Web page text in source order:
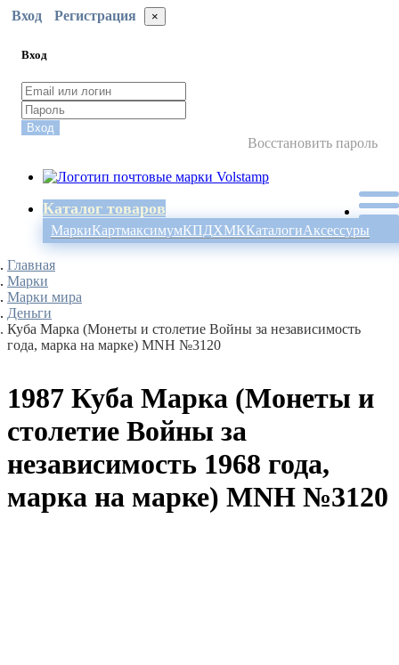
Вход Регистрация ×
Вход
Вход
Восстановить пароль
Каталог товаров
МаркиКартмаксимумКПДХМККаталогиАксессуры
Главная
Марки
Марки мира
Деньги
Куба Марка (Монеты и столетие Войны за независимость
года, марка на марке) MNH №3120
1987 Куба Марка (Монеты и
столетие Войны за
независимость 1968 года,
марка на марке) MNH №3120